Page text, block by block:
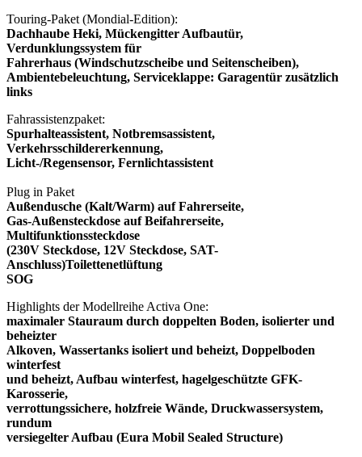
Touring-Paket (Mondial-Edition):
Dachhaube Heki, Mückengitter Aufbautür,
Verdunklungssystem für
Fahrerhaus (Windschutzscheibe und Seitenscheiben),
Ambientebeleuchtung, Serviceklappe: Garagentür zusätzlich
links
Fahrassistenzpaket:
Spurhalteassistent, Notbremsassistent,
Verkehrsschildererkennung,
Licht-/Regensensor, Fernlichtassistent
Plug in Paket
Außendusche (Kalt/Warm) auf Fahrerseite,
Gas-Außensteckdose auf Beifahrerseite,
Multifunktionssteckdose
(230V Steckdose, 12V Steckdose, SAT-
Anschluss)Toilettenetlüftung
SOG
Highlights der Modellreihe Activa One:
maximaler Stauraum durch doppelten Boden, isolierter und
beheizter
Alkoven, Wassertanks isoliert und beheizt, Doppelboden
winterfest
und beheizt, Aufbau winterfest, hagelgeschützte GFK-
Karosserie,
verrottungssichere, holzfreie Wände, Druckwassersystem,
rundum
versiegelter Aufbau (Eura Mobil Sealed Structure)